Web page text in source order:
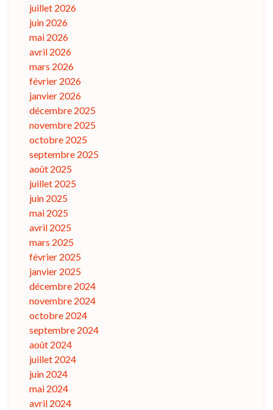
juillet 2026
juin 2026
mai 2026
avril 2026
mars 2026
février 2026
janvier 2026
décembre 2025
novembre 2025
octobre 2025
septembre 2025
août 2025
juillet 2025
juin 2025
mai 2025
avril 2025
mars 2025
février 2025
janvier 2025
décembre 2024
novembre 2024
octobre 2024
septembre 2024
août 2024
juillet 2024
juin 2024
mai 2024
avril 2024